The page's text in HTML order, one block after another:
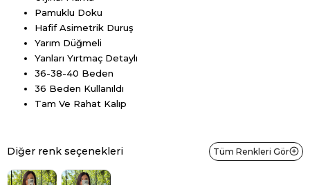
Pamuklu Doku
Hafif Asimetrik Duruş
Yarım Düğmeli
Yanları Yırtmaç Detaylı
36-38-40 Beden
36 Beden Kullanıldı
Tam Ve Rahat Kalıp
Diğer renk seçenekleri Tüm Renkleri Gör